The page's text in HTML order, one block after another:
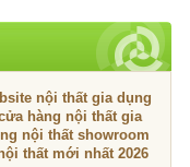
nội thất gia dụng
hàng nội thất gia
nội thất showroom
thất mới nhất 2026